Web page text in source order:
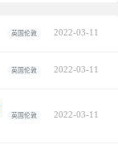
英国伦敦 2022-03-11
英国伦敦 2022-03-11
英国伦敦 2022-03-11